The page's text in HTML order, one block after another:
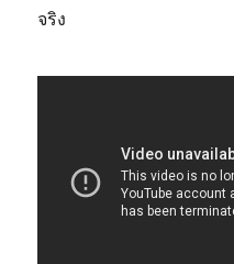
จริง